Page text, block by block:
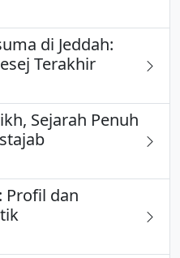
di Jeddah:
Terakhir
Sejarah Penuh
Profil dan